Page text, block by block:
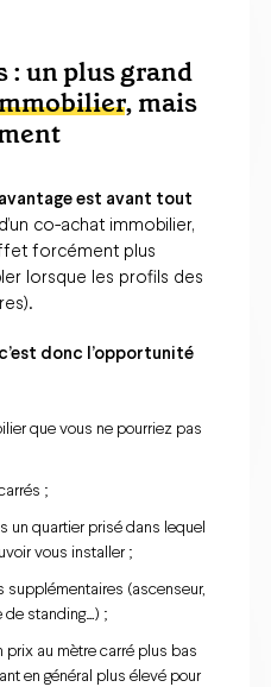
: un plus grand
, mais
est avant tout
co-achat immobilier,
forcément plus
lorsque les profils des
donc l’opportunité
que vous ne pourriez pas
;
un quartier prisé dans lequel
vous installer ;
supplémentaires (ascenseur,
de standing…) ;
au mètre carré plus bas
en général plus élevé pour